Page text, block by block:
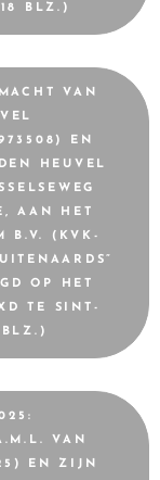
BLZ.)
VAN
EN
HEUVEL
AAN HET
B.V. (KVK-
OP HET
TE SINT-
VAN
EN ZIJN